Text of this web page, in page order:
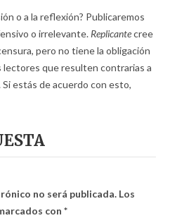
o a la reflexión? Publicaremos
o irrelevante. Replicantecree
pero no tiene la obligación
lectores que resulten contrarias a
estás de acuerdo con esto,
no será publicada. Los
con *